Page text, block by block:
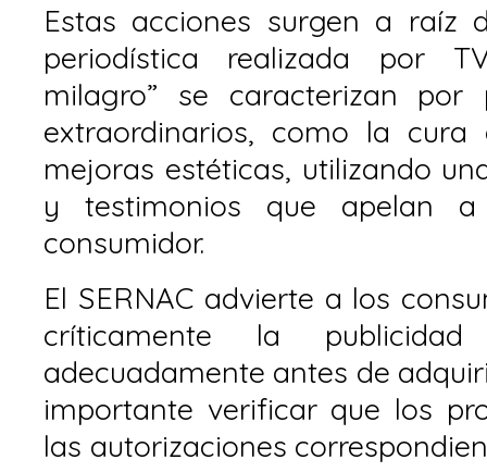
Estas acciones surgen a raíz
periodística realizada por
milagro” se caracterizan por
extraordinarios, como la cura
mejoras estéticas, utilizando
y testimonios que apelan
consumidor.
El SERNAC advierte a los
críticamente la
adecuadamente antes de
importante verificar que los
las autorizaciones